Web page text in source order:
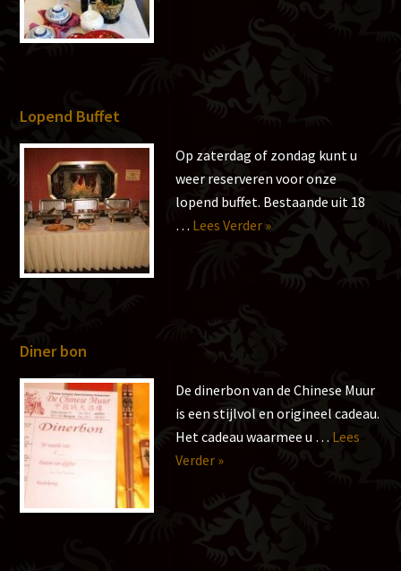
Lopend Buffet
Op zaterdag of zondag kunt u
weer reserveren voor onze
lopend buffet. Bestaande uit 18
… Lees Verder »overRestaurant
Diner bon
De dinerbon van de Chinese Muur
is een stijlvol en origineel cadeau.
Het cadeau waarmee u … Lees
Verder »overDiner